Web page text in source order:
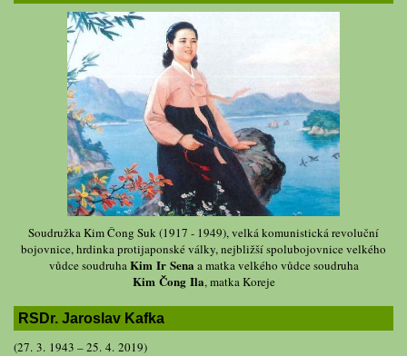
Soudružka Kim Čong Suk (1917 - 1949), velká komunistická revoluční
bojovnice, hrdinka protijaponské války, nejbližší spolubojovnice velkého
vůdce soudruhaKim Ir Sena a matka velkého vůdce soudruha
Kim Čong Ila, matka Koreje
RSDr. Jaroslav Kafka
(27. 3. 1943 – 25. 4. 2019)